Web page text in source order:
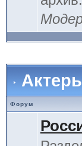
Форум